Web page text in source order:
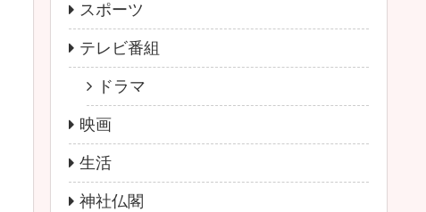
スポーツ
テレビ番組
ドラマ
映画
生活
神社仏閣